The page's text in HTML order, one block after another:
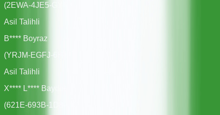
(2EWA-4JE5-GYPV
Asil Talihli
B**** Boyraz
(YRJM-EGFJ-6HX3
Asil Talihli
X**** L**** Baydas
(621E-693B-1D82